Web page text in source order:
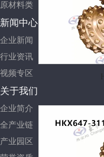
原材料类
新闻中心
企业新闻
行业资讯
视频专区
关于我们
企业简介
全产业链
产业园区